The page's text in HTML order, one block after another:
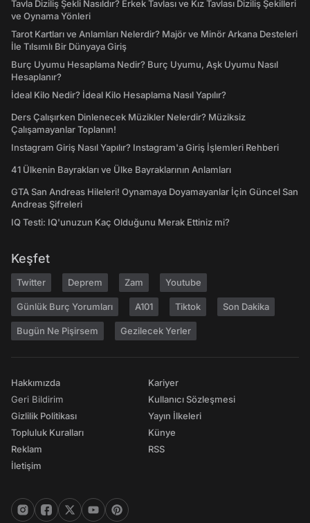
Tavla Diziliş Şekli Nasıldır? Erkek Tavlası ve Kız Tavlası Diziliş Şekilleri
ve Oynama Yönleri
Tarot Kartları ve Anlamları Nelerdir? Majör ve Minör Arkana Desteleri
İle Tılsımlı Bir Dünyaya Giriş
Burç Uyumu Hesaplama Nedir? Burç Uyumu, Aşk Uyumu Nasıl
Hesaplanır?
İdeal Kilo Nedir? İdeal Kilo Hesaplama Nasıl Yapılır?
Ders Çalışırken Dinlenecek Müzikler Nelerdir? Müziksiz
Çalışamayanlar Toplanın!
Instagram Giriş Nasıl Yapılır? Instagram'a Giriş İşlemleri Rehberi
41 Ülkenin Bayrakları ve Ülke Bayraklarının Anlamları
GTA San Andreas Hileleri! Oynamaya Doyamayanlar İçin Güncel San
Andreas Şifreleri
IQ Testi: IQ'unuzun Kaç Olduğunu Merak Ettiniz mi?
Keşfet
Twitter Deprem Zam Youtube
Günlük Burç Yorumları A101 Tiktok Son Dakika
Bugün Ne Pişirsem Gezilecek Yerler
Hakkımızda
Geri Bildirim
Gizlilik Politikası
Topluluk Kuralları
Reklam
İletişim
Kariyer
Kullanıcı Sözleşmesi
Yayın İlkeleri
Künye
RSS